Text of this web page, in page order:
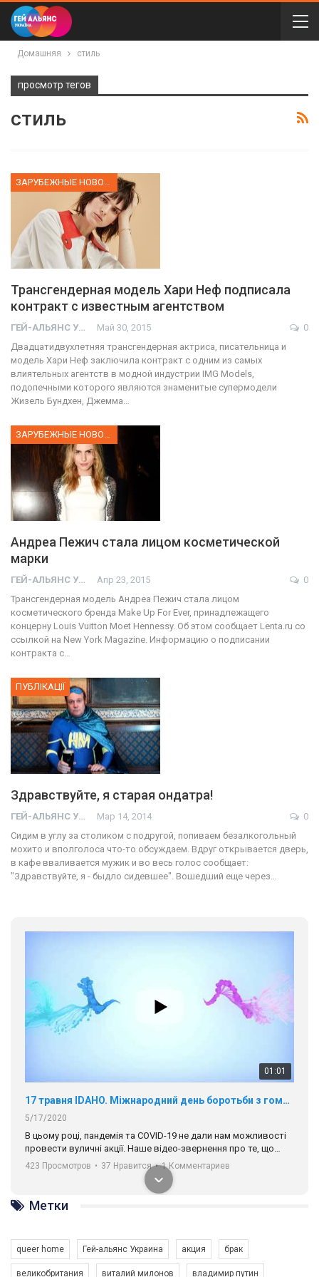
Домашняя стиль
просмотр тегов
стиль
Трансгендерная модель Хари Неф подписала
контракт с известным агентством
ГЕЙ-АЛЬЯНС УКРАИНА Май 30, 2015
0
Двадцатидвухлетняя трансгендерная актриса, писательница и
модель Хари Неф заключила контракт с одним из самых
влиятельных агентств в модной индустрии IMG Models,
подопечными которого являются знаменитые супермодели
Жизель Бундхен, Джемма…
ЗАРУБЕЖНЫЕ НОВОСТИ
Андреа Пежич стала лицом косметической
марки
ГЕЙ-АЛЬЯНС УКРАИНА Апр 23, 2015
0
Трансгендерная модель Андреа Пежич стала лицом
косметического бренда Make Up For Ever, принадлежащего
концерну Louis Vuitton Moet Hennessy. Об этом сообщает Lenta.ru со
ссылкой на New York Magazine. Информацию о подписании
контракта с…
ПУБЛІКАЦІЇ
Здравствуйте, я старая ондатра!
ГЕЙ-АЛЬЯНС УКРАИНА Мар 14, 2014
0
Сидим в углу за столиком с подругой, попиваем безалкогольный
мохито и вполголоса что-то обсуждаем. Вдруг открывается дверь,
в кафе вваливается мужик и во весь голос сообщает:
"Здравствуйте, я - быдло сидевшее". Вошедший еще через…
01:01
17 травня IDAHO. Міжнародний день боротьби з гомофобією трансфобією і біфобія.
5/17/2020
В цьому році, пандемія та COVІD-19 не дали нам можливості
провести вуличні акції. Наше відео-звернення про те, що
навіть коли ми у різних містах та не можемо зустрінеться, ми
разом. Ми закликаємо всіх хто поділяє цінності рівності та
солідарності, приєднатися до нас. Регіональні підрозділи
ГАУ є в 16 областях України.
Разом наш голос лунає гучніше!
423 Просмотров • 37 Нравится • 1 Комментариев
Метки
queer home Гей-альянс Украина акция брак
великобритания виталий милонов владимир путин